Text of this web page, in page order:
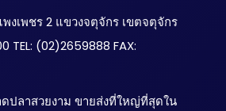
งเพชร 2 แขวงจตุจักร เขตจตุจักร
TEL: (02)2659888 FAX:
ปลาสวยงาม ขายส่งที่ใหญ่ที่สุดใน